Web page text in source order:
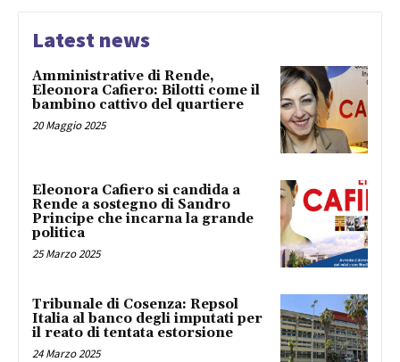
Latest news
Amministrative di Rende,
Eleonora Cafiero: Bilotti come il
bambino cattivo del quartiere
20 Maggio 2025
Eleonora Cafiero si candida a
Rende a sostegno di Sandro
Principe che incarna la grande
politica
25 Marzo 2025
Tribunale di Cosenza: Repsol
Italia al banco degli imputati per
il reato di tentata estorsione
24 Marzo 2025